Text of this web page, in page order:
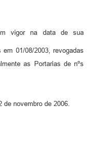
vigor na data de sua
01/08/2003, revogadas
as Portarias de nºs
de novembro de 2006.